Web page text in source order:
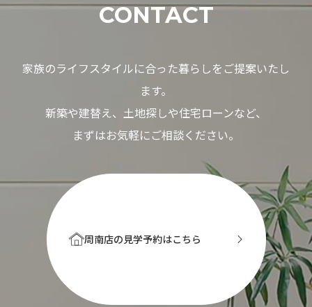
CONTACT
家族のライフスタイルに合った暮らしをご提案いたし
ます。
新築や建替え、土地探しや住宅ローンなど、
まずはお気軽にご相談ください。
周南店の見学予約はこちら